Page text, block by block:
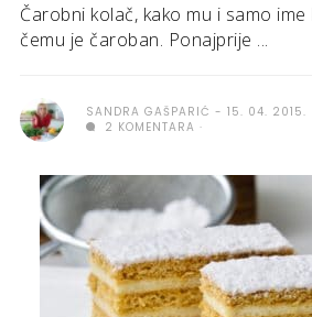
Čarobni kolač, kako mu i samo
čemu je čaroban. Ponajprije ...
SANDRA GAŠPARIĆ
15. 04. 2015.
2 KOMENTARA